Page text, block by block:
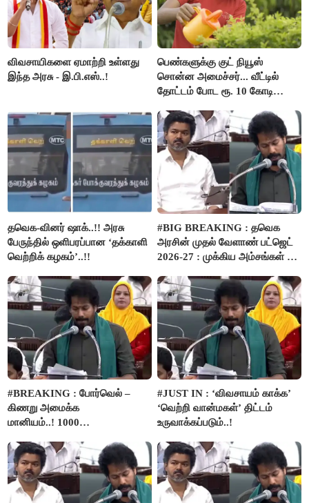
விவசாயிகளை ஏமாற்றி உள்ளது
இந்த அரசு - இ.பி.எஸ்..!
பெண்களுக்கு குட் நியூஸ்
சொன்ன அமைச்சர்... வீட்டில்
தோட்டம் போட ரூ. 10 கோடி
தவெக-வினர் ஷாக்..!! அரசு
பேருந்தில் ஒளிபரப்பான ‘தக்காளி
வெற்றிக் கழகம்’..!!
#BIG BREAKING : தவெக
அரசின் முதல் வேளாண் பட்ஜெட்
2026-27 : முக்கிய அம்சங்கள் ஓர்
#BREAKING : போர்வெல் –
கிணறு அமைக்க
மானியம்..! 1000
பம்புசெட் வழங்கப்படும்..!
#JUST IN : ‘விவசாயம் காக்க’
‘வெற்றி வான்மகள்’ திட்டம்
உருவாக்கப்படும்..!